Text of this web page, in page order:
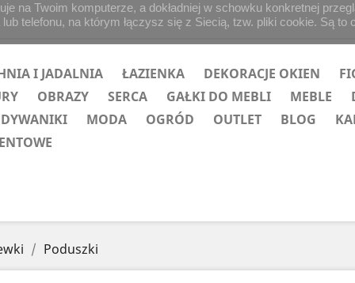
I JADALNIA ŁAZIENKA DEKORACJE OKIEN
OBRAZY SERCA GAŁKI DO MEBLI MEBLE
MODA OGRÓD OUTLET BLOG
Poduszki
na Twoim komputerze, a dokładniej w schowku konkretnej
telefonu, na którym łączysz się z Siecią, tzw. pliki cookie. Są to